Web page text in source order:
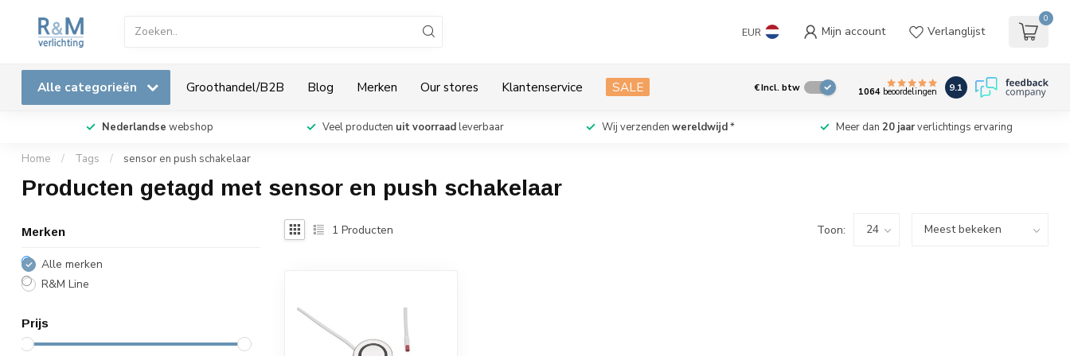
EUR Mijn account Verlanglijst
0
Alle categorieën Groothandel/B2B Blog Merken Our stores Klantenservice SALE €Incl. btw 1064beoordelingen 9.1
Nederlandse webshop Veel producten uit voorraadleverbaar Wij verzenden wereldwijd* Meer dan 20 jaarverlichtings ervaring
Home / Tags / sensor en push schakelaar
Producten getagd met sensor en push schakelaar
Merken
Alle merken
R&M Line
Prijs
1 Producten Toon: